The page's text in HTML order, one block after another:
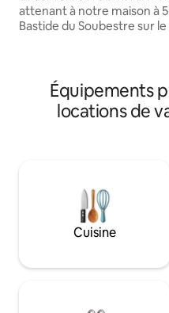
attenant à notre maison à 5mn d'Arzacq
Bastide du Soubestre sur le
du Pays Basque des
majestueuses Pyrénées
rayonner entre mer et
Équipements
locations de
Cuisine